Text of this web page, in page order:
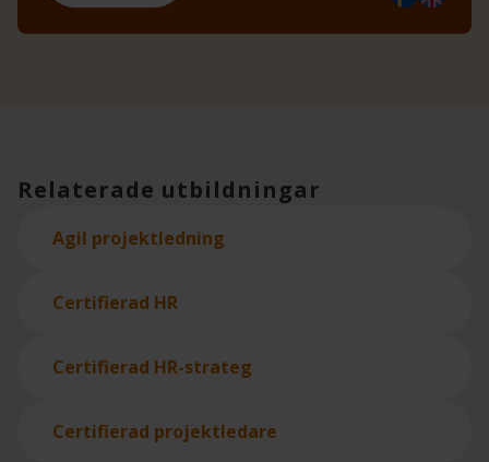
Relaterade utbildningar
Agil projektledning
Certifierad HR
Certifierad HR-strateg
Certifierad projektledare